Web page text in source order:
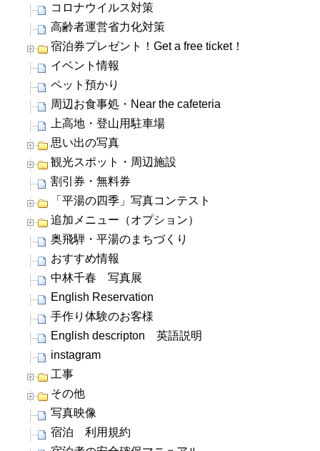
コロナウイルス対策
高齢者運営省力化対策
宿泊券プレゼント！Get a free ticket！
イベント情報
ペット預かり
周辺お食事処・Near the cafeteria
上高地・登山用駐車場
思い出の写真
観光スポット・周辺施設
割引券・無料券
「平湯の四季」写真コンテスト
追加メニュー（オプション）
奥飛騨・平湯のまちづくり
おすすめ情報
中林千春 写真展
English Reservation
手作り体験のお客様
English descripton 英語説明
instagram
工事
その他
写真映像
宿泊 利用規約